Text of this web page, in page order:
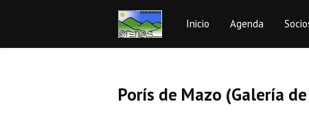
Inicio Agenda
Porís de Mazo (Galería